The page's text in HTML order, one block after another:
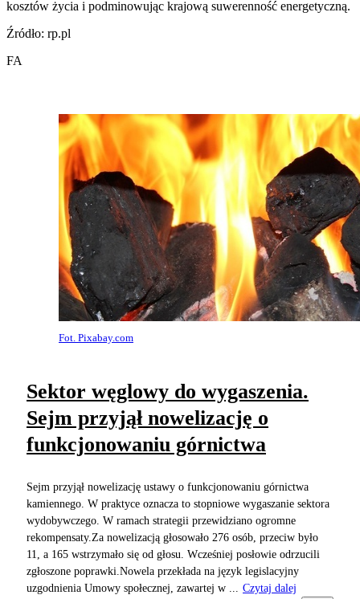
kosztów życia i podminowując krajową suwerenność energetyczną.
Źródło: rp.pl
FA
Fot. Pixabay.com
Sektor węglowy do wygaszenia.
Sejm przyjął nowelizację o
funkcjonowaniu górnictwa
Sejm przyjął nowelizację ustawy o funkcjonowaniu górnictwa
kamiennego. W praktyce oznacza to stopniowe wygaszanie sektora
wydobywczego. W ramach strategii przewidziano ogromne
rekompensaty.Za nowelizacją głosowało 276 osób, przeciw było
11, a 165 wstrzymało się od głosu. Wcześniej posłowie odrzucili
zgłoszone poprawki.Nowela przekłada na język legislacyjny
uzgodnienia Umowy społecznej, zawartej w ...
Czytaj dalej